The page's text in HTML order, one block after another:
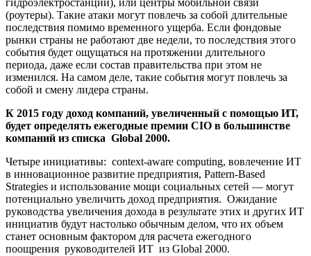
гидроэлектростанции), или центры мобильной связи
(роутеры). Такие атаки могут повлечь за собой длительные
последствия помимо временного ущерба. Если фондовые
рынки страны не работают две недели, то последствия этого
события будет ощущаться на протяжении длительного
периода, даже если состав правительства при этом не
изменился. На самом деле, такие события могут повлечь за
собой и смену лидера страны.
К 2015 году доход компаний, увеличенный с помощью ИТ,
будет определять ежегодные премии CIO в большинстве
компаний из списка Global 2000.
Четыре инициативы: context-aware computing, вовлечение ИТ
в инновационное развитие предприятия, Pattern-Based
Strategies и использование мощи социальных сетей — могут
потенциально увеличить доход предприятия. Ожидание
руководства увеличения дохода в результате этих и других ИТ
инициатив будут настолько обычным делом, что их объем
станет основным фактором для расчета ежегодного
поощрения руководителей ИТ из Global 2000.